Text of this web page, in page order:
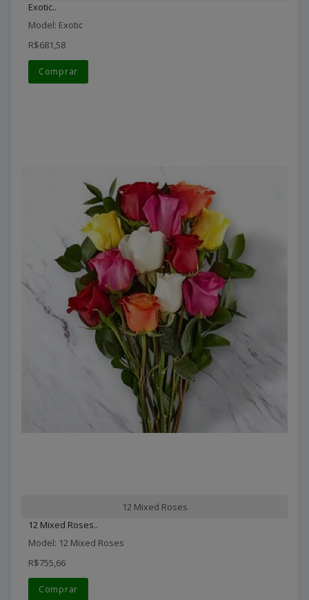
Exotic..
Model: Exotic
R$681,58
Comprar
12 Mixed Roses
12 Mixed Roses..
Model: 12 Mixed Roses
R$755,66
Comprar